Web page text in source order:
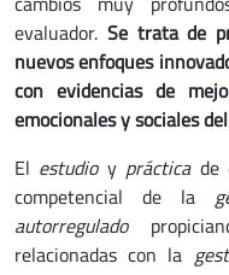
evaluador. Se trata de
nuevos enfoques
con evidencias de
emocionales y sociales
El estudio y práctica de
competencial de la
autorregulado
relacionadas con la